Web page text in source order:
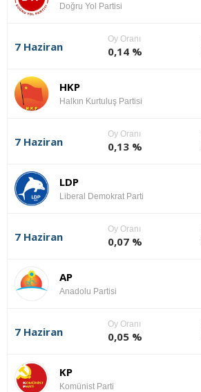
Doğru Yol Partisi
7 Haziran
Oy Oranı
0,14 %
HKP
Halkın Kurtuluş Partisi
7 Haziran
Oy Oranı
0,13 %
LDP
Liberal Demokrat Parti
7 Haziran
Oy Oranı
0,07 %
AP
Anadolu Partisi
7 Haziran
Oy Oranı
0,05 %
KP
Komünist Parti